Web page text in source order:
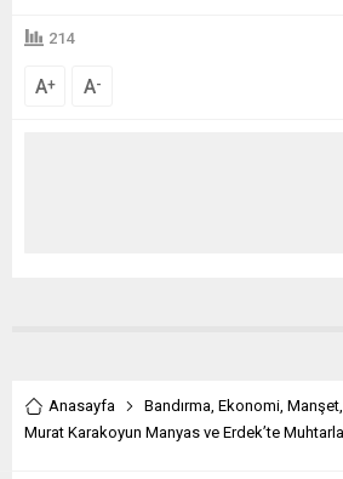
214
A+ A-
Anasayfa Bandırma, Ekonomi, Manşet,
Murat Karakoyun Manyas ve Erdek’te